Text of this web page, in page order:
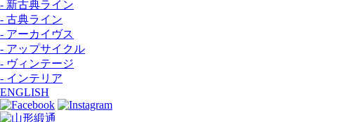
- 新古典ライン
- 古典ライン
- アーカイヴス
- アップサイクル
- ヴィンテージ
- インテリア
ENGLISH